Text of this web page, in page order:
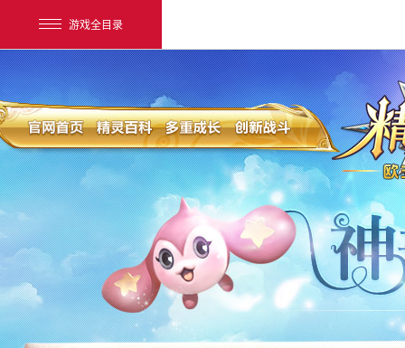
游戏全目录
网易游戏
游戏爱好者
我的足迹： 精灵传说